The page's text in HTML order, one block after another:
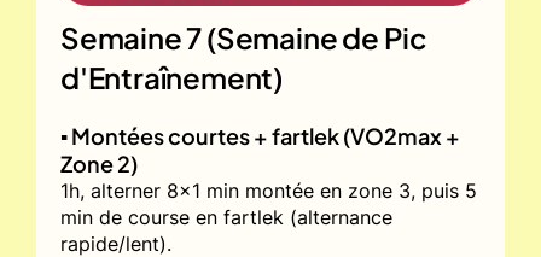
Semaine 7 (Semaine de Pic
d'Entraînement)
▪️ Montées courtes + fartlek (VO2max +
Zone 2)
1h, alterner 8x1 min montée en zone 3, puis 5
min de course en fartlek (alternance
rapide/lent).